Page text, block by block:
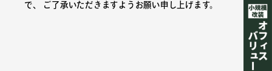
で、 ご了承いただきますようお願い申し上げます。